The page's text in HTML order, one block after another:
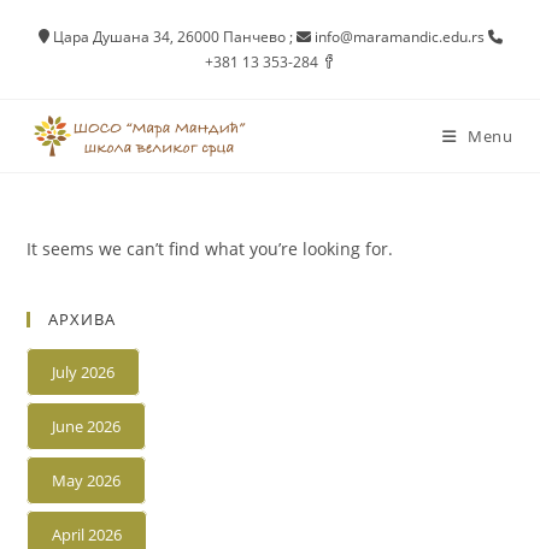
Цара Душана 34, 26000 Панчево;
info@maramandic.edu.rs
+381 13 353-284
Menu
It seems we can’t find what you’re looking for.
АРХИВА
July 2026
June 2026
May 2026
April 2026